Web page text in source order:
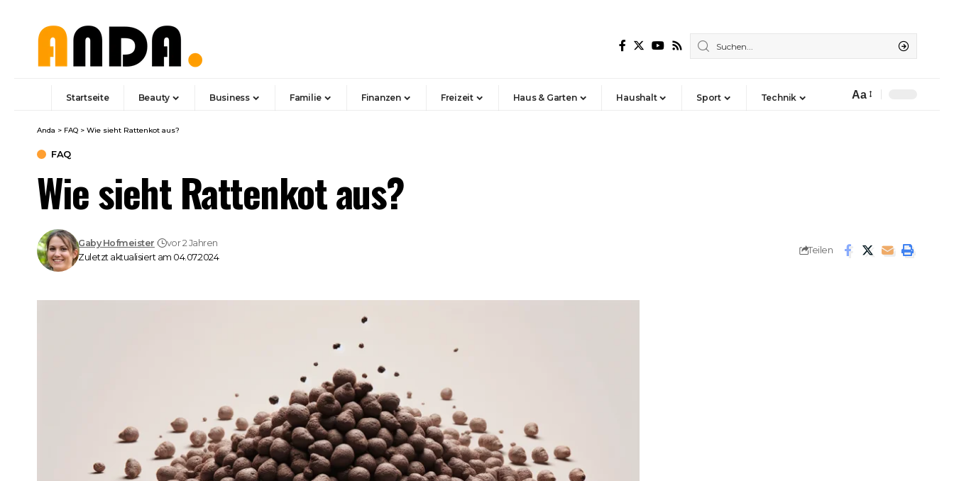
Startseite Beauty Business Familie Finanzen Freizeit Haus & Garten Haushalt Sport Technik
Font
Aa
Anda > FAQ > Wie sieht Rattenkot aus?
FAQ
Wie sieht Rattenkot aus?
Zuletzt aktualisiert am 04.07.2024
Gaby Hofmeister vor 2 Jahren
Teilen